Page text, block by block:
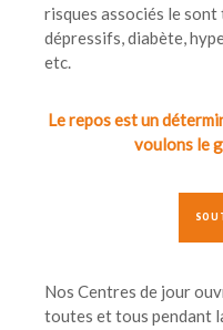
risques associés le
dépressifs, diabète,
etc.
Le repos est un
voulons le
Nos Centres de jour
toutes et tous pendant